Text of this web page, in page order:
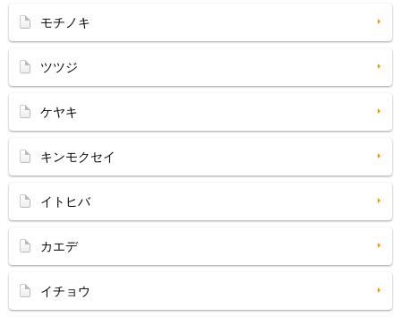
モチノキ
ツツジ
ケヤキ
キンモクセイ
イトヒバ
カエデ
イチョウ